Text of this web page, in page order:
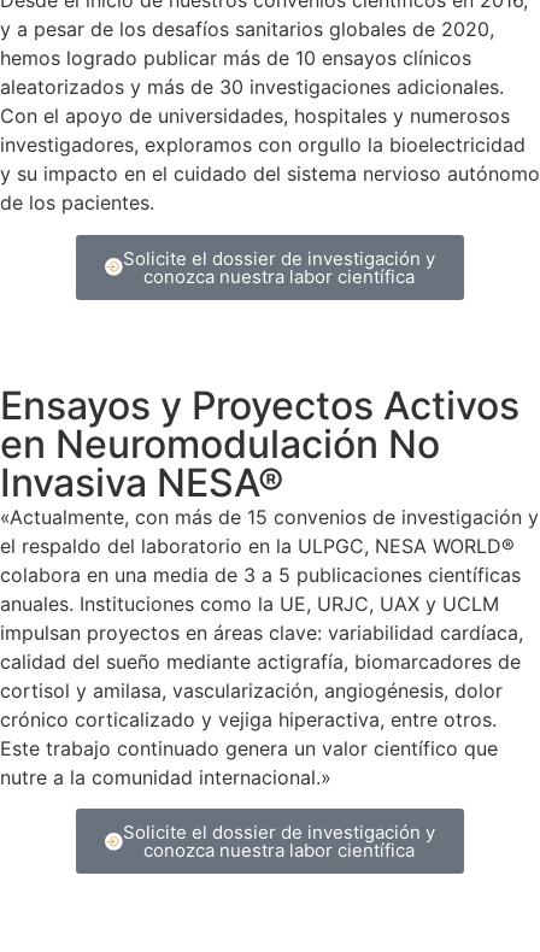
y a pesar de los desafíos sanitarios globales de 2020,
hemos logrado publicar más de 10 ensayos clínicos
aleatorizados y más de 30 investigaciones adicionales.
Con el apoyo de universidades, hospitales y numerosos
investigadores, exploramos con orgullo la bioelectricidad
y su impacto en el cuidado del sistema nervioso autónomo
de los pacientes.
Solicite el dossier de investigación y
conozca nuestra labor científica
Ensayos y Proyectos Activos
en Neuromodulación No
Invasiva NESA®
«Actualmente, con más de 15 convenios de investigación y
el respaldo del laboratorio en la ULPGC, NESA WORLD®
colabora en una media de 3 a 5 publicaciones científicas
anuales. Instituciones como la UE, URJC, UAX y UCLM
impulsan proyectos en áreas clave: variabilidad cardíaca,
calidad del sueño mediante actigrafía, biomarcadores de
cortisol y amilasa, vascularización, angiogénesis, dolor
crónico corticalizado y vejiga hiperactiva, entre otros.
Este trabajo continuado genera un valor científico que
nutre a la comunidad internacional.»
Solicite el dossier de investigación y
conozca nuestra labor científica